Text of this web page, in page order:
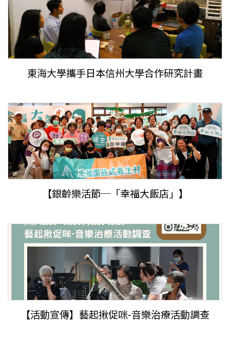
東海大學攜手日本信州大學合作研究計畫
【銀齡樂活節─「幸福大飯店」】
【活動宣傳】藝起揪促咪-音樂治療活動調查